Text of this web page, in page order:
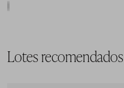
Lotes recomendados